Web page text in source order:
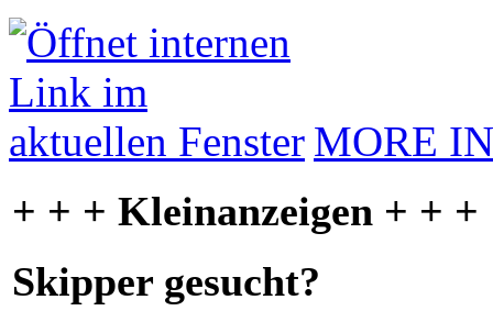
MORE
+ + + Kleinanzeigen + + +
Skipper gesucht?